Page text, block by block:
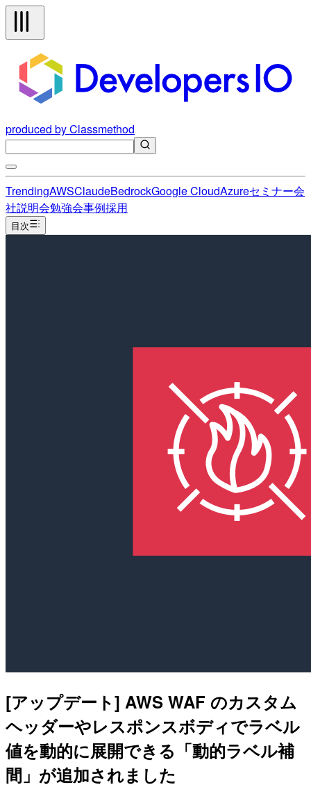
produced by Classmethod
TrendingAWSClaudeBedrockGoogle CloudAzureセミナー会
社説明会勉強会事例採用
目次
[アップデート] AWS WAF のカスタム
ヘッダーやレスポンスボディでラベル
値を動的に展開できる「動的ラベル補
間」が追加されました